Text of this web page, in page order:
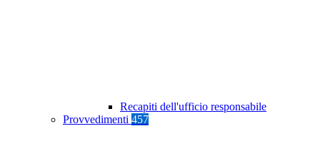
Recapiti dell'ufficio responsabile
Provvedimenti 457